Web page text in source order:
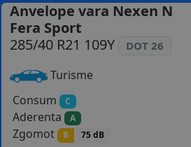
Anvelope vara Nexen N
Fera Sport
285/40 R21 109Y
DOT 26
Turisme
Consum
C
Aderenta A
Zgomot B 75 dB